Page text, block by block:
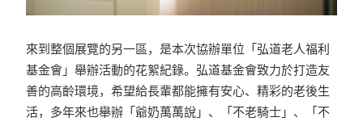
來到整個展覽的另一區，是本次協辦單位「弘道老人福利
基金會」舉辦活動的花絮紀錄。弘道基金會致力於打造友
善的高齡環境，希望給長輩都能擁有安心、精彩的老後生
活，多年來也舉辦「爺奶萬萬說」、「不老騎士」、「不